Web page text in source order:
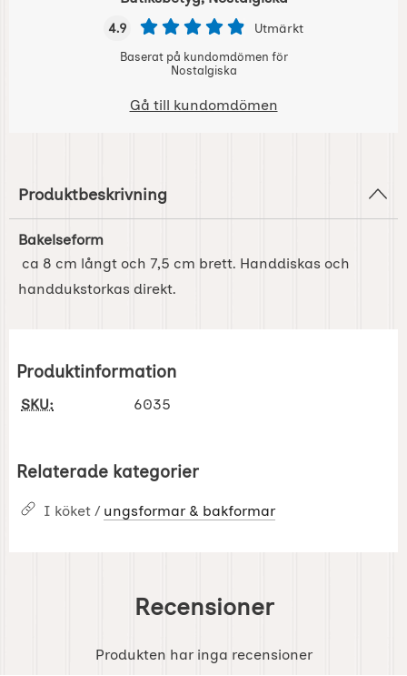
4.9 Utmärkt
Baserat på kundomdömen för
Nostalgiska
Gå till kundomdömen
Produktbeskrivning
Bakelseform
ca 8 cm långt och 7,5 cm brett. Handdiskas och
handdukstorkas direkt.
Produktinformation
SKU: 6035
Relaterade kategorier
I köket / ungsformar & bakformar
Recensioner
Produkten har inga recensioner